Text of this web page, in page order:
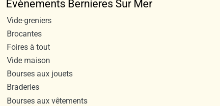
Evènements Bernieres Sur Mer
Vide-greniers
Brocantes
Foires à tout
Vide maison
Bourses aux jouets
Braderies
Bourses aux vêtements